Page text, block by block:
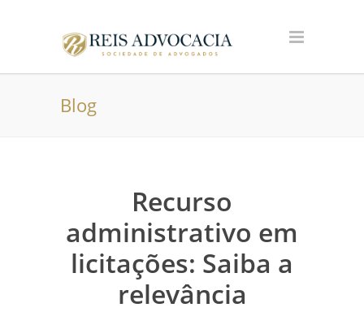
Blog
Recurso
administrativo em
licitações: Saiba a
relevância